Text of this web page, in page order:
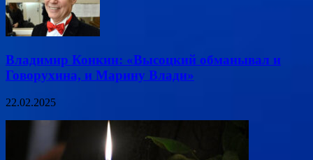
Владимир Конкин: «Высоцкий обманывал и
Говорухина, и Марину Влади»
22.02.2025